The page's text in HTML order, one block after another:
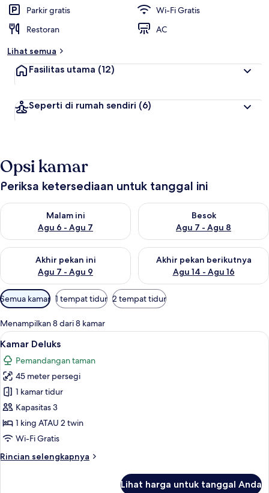
Parkir gratis
Wi-Fi Gratis
Restoran
AC
Lihat semua
Fasilitas utama (12)
Seperti di rumah sendiri (6)
Opsi kamar
Periksa ketersediaan untuk tanggal ini
Malam ini
Agu 6 - Agu 7
Periksa ketersediaan untuk malam ini Agu 6 - Agu 7
Besok
Agu 7 - Agu 8
Periksa ketersediaan untuk
Akhir pekan ini
Agu 7 - Agu 9
Periksa ketersediaan untuk akhir pekan ini Agu 7 - Agu 9
Akhir pekan berikutnya
Agu 14 - Agu 16
Periksa ketersediaan untuk
Filter
tersedia
untuk
kamar
Semua kamar 1 tempat tidur 2 tempat tidur
Menampilkan 8 dari 8 kamar
Lihat
semua
foto
untuk
Kamar
Deluks
Brankas, meja kerja, tirai kedap
4
Kamar Deluks
Pemandangan taman
45 meter persegi
1 kamar tidur
Kapasitas 3
1 king ATAU 2 twin
Wi-Fi Gratis
Rincian selengkapnya
Rincian
Lihat harga untuk tanggal Anda